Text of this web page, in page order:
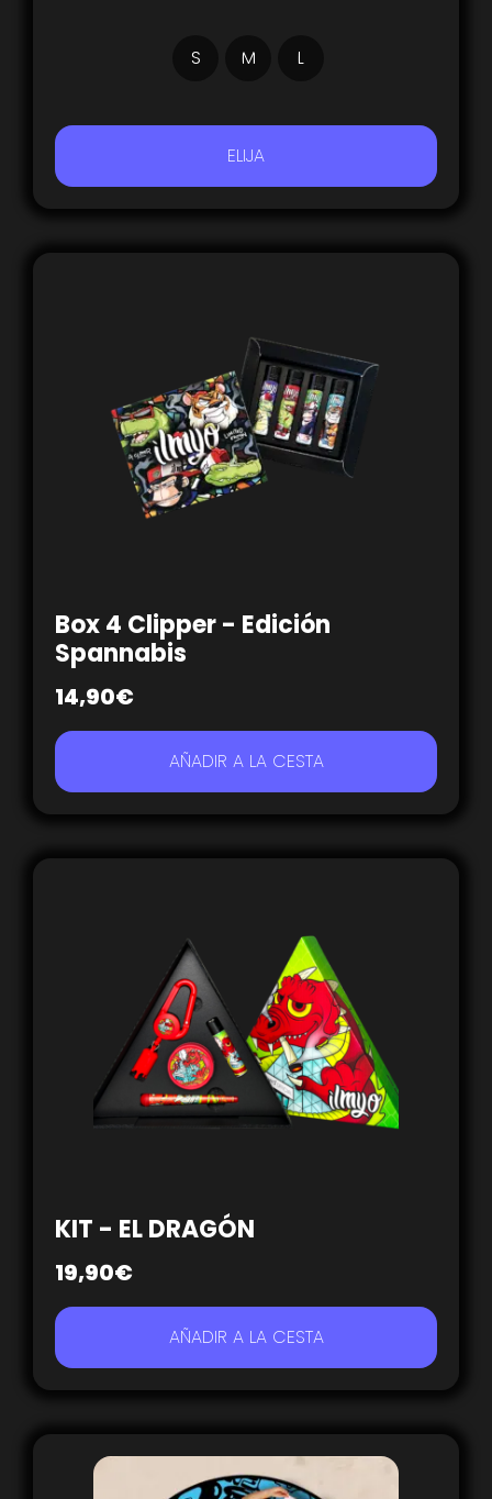
S M L
ELIJA
Box 4 Clipper - Edición
Spannabis
14,90€
AÑADIR A LA CESTA
KIT - EL DRAGÓN
19,90€
AÑADIR A LA CESTA